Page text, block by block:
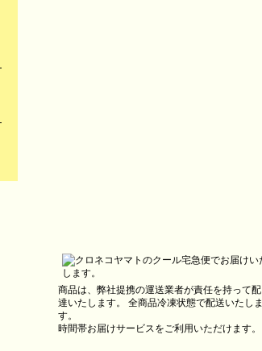
商品は、弊社提携の運送業者が責任を持って配
達いたします。 全商品冷凍状態で配送いたしま
す。
時間帯お届けサービスをご利用いただけます。